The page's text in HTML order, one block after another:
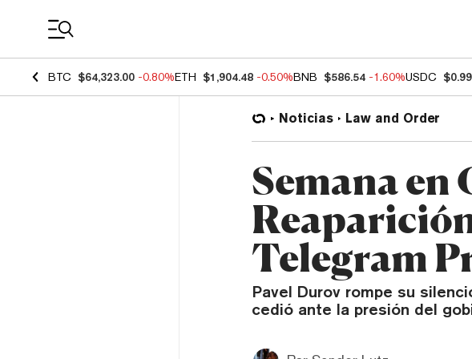
BTC $64,323.00 -0.80%ETH $1,904.48 -0.50%BNB $586.54 -1.60%USDC
Noticias Law and Order
Semana
Telegram
Pavel Durov rompe su
cedió ante la presión del